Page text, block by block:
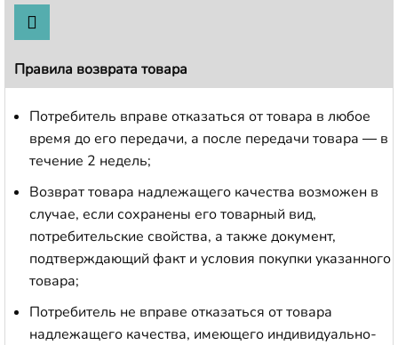
Правила возврата товара
Потребитель вправе отказаться от товара в любое
время до его передачи, а после передачи товара — в
течение 2 недель;
Возврат товара надлежащего качества возможен в
случае, если сохранены его товарный вид,
потребительские свойства, а также документ,
подтверждающий факт и условия покупки указанного
товара;
Потребитель не вправе отказаться от товара
надлежащего качества, имеющего индивидуально-